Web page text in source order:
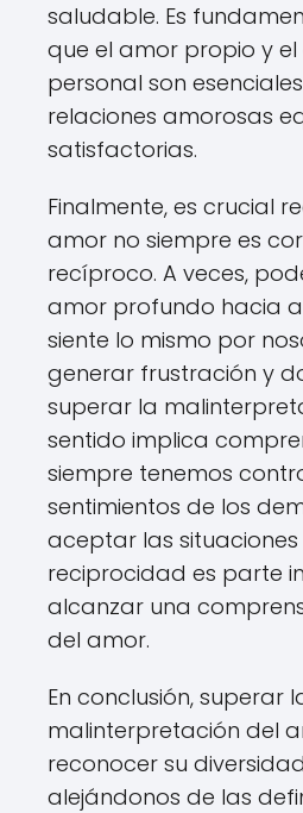
saludable. Es
que el amor propio y
personal son
relaciones amorosas
satisfactorias.
Finalmente, es crucial
amor no siempre es
recíproco. A veces,
amor profundo hacia
siente lo mismo por
generar frustración y
superar la
sentido implica
siempre tenemos
sentimientos de los
aceptar las situaciones
reciprocidad es parte
alcanzar una
del amor.
En conclusión, superar
malinterpretación del
reconocer su
alejándonos de las